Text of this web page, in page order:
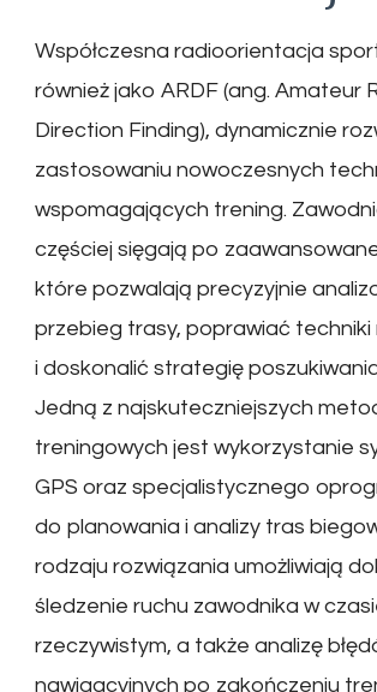
Współczesna radioorientacja
również jako ARDF (ang. Amateur
Direction Finding), dynamicznie
zastosowaniu nowoczesnych
wspomagających trening.
częściej sięgają po
które pozwalają precyzyjnie
przebieg trasy, poprawiać techniki
i doskonalić strategię
Jedną z najskuteczniejszych
treningowych jest wykorzystanie
GPS oraz specjalistycznego
do planowania i analizy tras
rodzaju rozwiązania umożliwiają
śledzenie ruchu zawodnika w
rzeczywistym, a także analizę
nawigacyjnych po zakończeniu